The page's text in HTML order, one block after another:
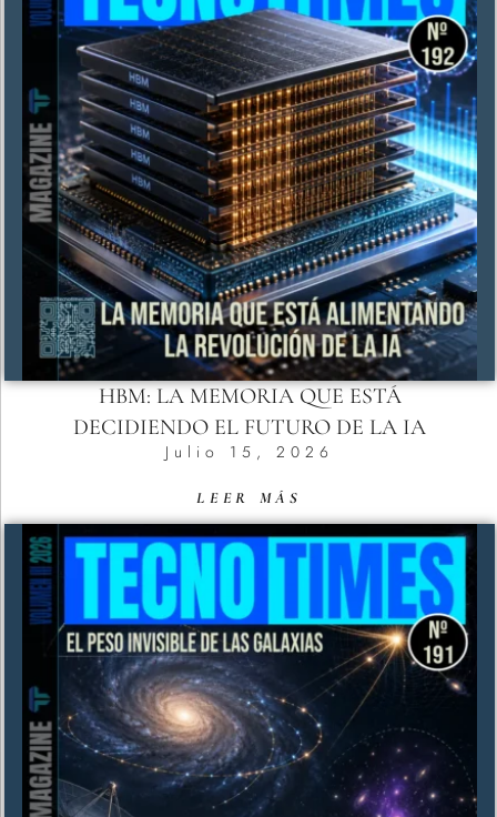
HBM: LA MEMORIA QUE ESTÁ
DECIDIENDO EL FUTURO DE LA IA
Julio 15, 2026
LEER MÁS